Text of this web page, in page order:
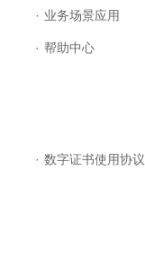
· 业务场景应用
· 帮助中心
· 数字证书使用协议